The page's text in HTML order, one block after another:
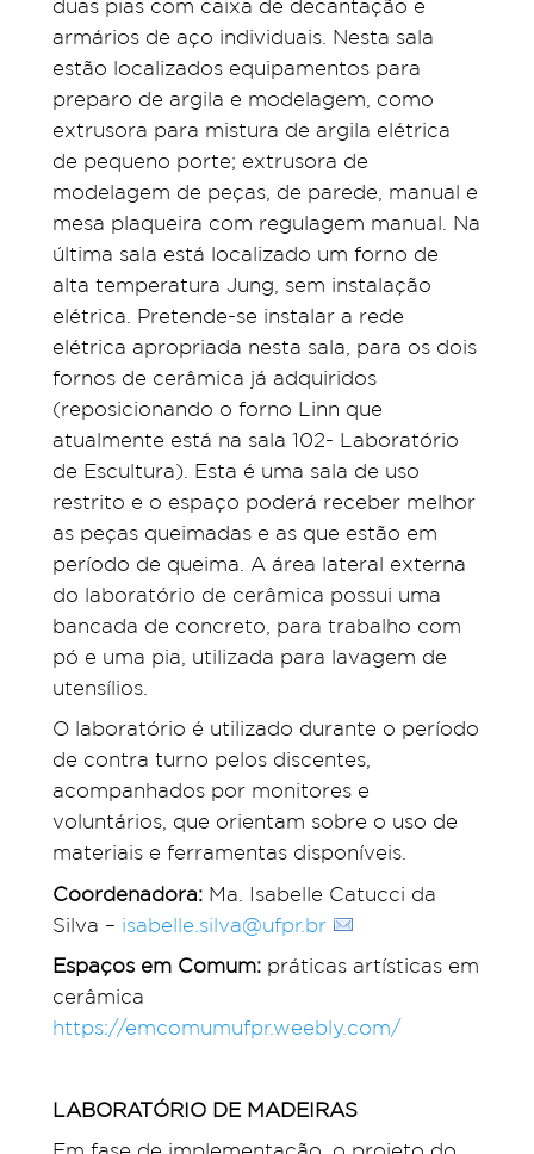
duas pias com caixa de decantação e
armários de aço individuais. Nesta sala
estão localizados equipamentos para
preparo de argila e modelagem, como
extrusora para mistura de argila elétrica
de pequeno porte; extrusora de
modelagem de peças, de parede, manual e
mesa plaqueira com regulagem manual. Na
última sala está localizado um forno de
alta temperatura Jung, sem instalação
elétrica. Pretende-se instalar a rede
elétrica apropriada nesta sala, para os dois
fornos de cerâmica já adquiridos
(reposicionando o forno Linn que
atualmente está na sala 102- Laboratório
de Escultura). Esta é uma sala de uso
restrito e o espaço poderá receber melhor
as peças queimadas e as que estão em
período de queima. A área lateral externa
do laboratório de cerâmica possui uma
bancada de concreto, para trabalho com
pó e uma pia, utilizada para lavagem de
utensílios.
O laboratório é utilizado durante o período
de contra turno pelos discentes,
acompanhados por monitores e
voluntários, que orientam sobre o uso de
materiais e ferramentas disponíveis.
Coordenadora: Ma. Isabelle Catucci da
Silva – isabelle.silva@ufpr.br
Espaços em Comum: práticas artísticas em
cerâmica
https://emcomumufpr.weebly.com/
LABORATÓRIO DE MADEIRAS